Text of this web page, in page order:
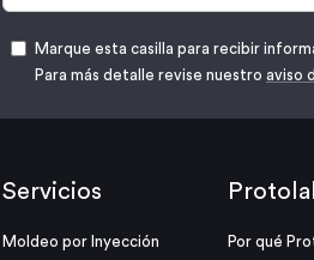
Marque esta casilla para recibir
Para más detalle revise nuestro aviso
Servicios
Moldeo por Inyección Por qué